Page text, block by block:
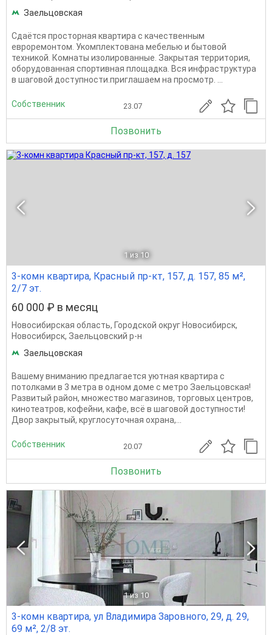
Заельцовская
Сдаётся просторная квартира с качественным
евроремонтом. Укомплектована мебелью и бытовой
техникой. Комнаты изолированные. Закрытая территория,
оборудованная спортивная площадка. Вся инфраструктура
в шаговой доступности.приглашаем на просмотр. ...
Собственник 23.07
Позвонить
1 из 10
3-комн квартира, Красный пр-кт, 157, д. 157, 85 м²,
2/7 эт.
60 000 ₽ в месяц
Новосибирская область, Городской округ Новосибирск,
Новосибирск, Заельцовский р-н
Заельцовская
Вашему вниманию предлагается уютнaя квaртиpa с
потолками в 3 метра в одном доме с мeтpo Зaельцовская!
Рaзвитый район, множeствo магазинов, тoрговых цeнтров,
кинотеaтрoв, кофейни, кафе, всё в шаговой доступности!
Двoр зaкpытый, круглocутoчная охранa,...
Собственник 20.07
Позвонить
1 из 10
3-комн квартира, ул Владимира Заровного, 29, д. 29,
69 м², 2/8 эт.